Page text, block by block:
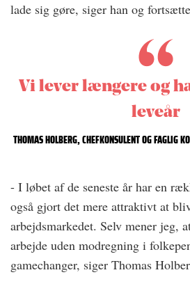
lade sig gøre, siger han og
Vi lever længere og
leveår
THOMAS HOLBERG, CHEFKONSULENT OG FAGLIG
- I løbet af de seneste år har en
også gjort det mere attraktivt at
arbejdsmarkedet. Selv mener jeg,
arbejde uden modregning i
gamechanger, siger Thomas